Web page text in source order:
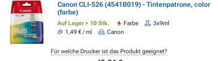
Canon CLI-526 (4541B019) - Tintenpatrone, color
(farbe)
Auf Lager > 10 Stk. Farbe
3x9ml
1,49 € / ml
Canon
Für welche Drucker ist das Produkt geeignet?